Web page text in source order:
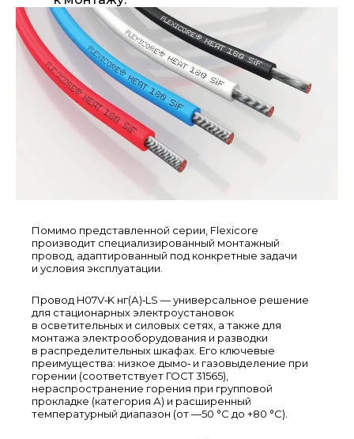
Помимо представленной серии, Flexicore
производит специализированный монтажный
провод, адаптированный под конкретные задачи
и условия эксплуатации.
Провод H07V‑K нг(А)‑LS — универсальное решение
для стационарных электроустановок
в осветительных и силовых сетях, а также для
монтажа электрооборудования и разводки
в распределительных шкафах. Его ключевые
преимущества: низкое дымо‑ и газовыделение при
горении (соответствует ГОСТ 31565),
нераспространение горения при групповой
прокладке (категория А) и расширенный
температурный диапазон (от —50 °C до +80 °C).